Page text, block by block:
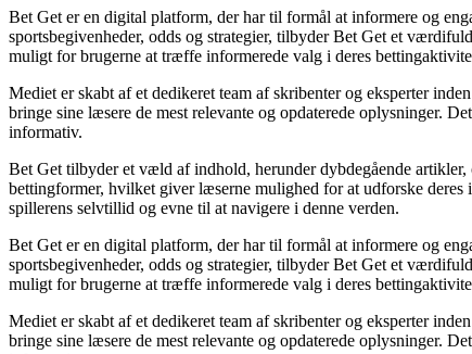
Bet Get er en digital platform, der har til formål at informere og
sportsbegivenheder, odds og strategier, tilbyder Bet Get et
muligt for brugerne at træffe informerede valg i deres
Mediet er skabt af et dedikeret team af skribenter og eksperter
bringe sine læsere de mest relevante og opdaterede oplysninger.
informativ.
Bet Get tilbyder et væld af indhold, herunder dybdegående
bettingformer, hvilket giver læserne mulighed for at udforske deres
spillerens selvtillid og evne til at navigere i denne verden.
Bet Get er en digital platform, der har til formål at informere og
sportsbegivenheder, odds og strategier, tilbyder Bet Get et
muligt for brugerne at træffe informerede valg i deres
Mediet er skabt af et dedikeret team af skribenter og eksperter
bringe sine læsere de mest relevante og opdaterede oplysninger.